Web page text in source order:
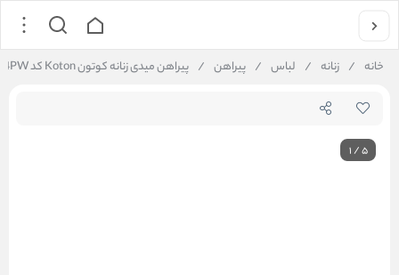
خانه / زنانه / لباس / پیراهن / پیراهن میدی زنانه کوتون Koton کد 5SAK80014PW
1/5